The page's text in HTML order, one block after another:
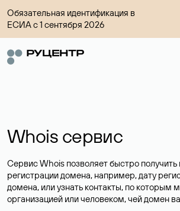
Обязательная идентификация в
ЕСИА с 1 сентября 2026
Whois сервис
Сервис Whois позволяет быстро
регистрации домена, например, дату
домена, или узнать контакты, по которым
организацией или человеком, чей домен